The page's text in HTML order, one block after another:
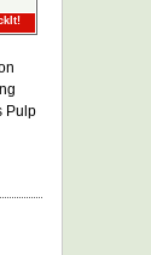
Pulp